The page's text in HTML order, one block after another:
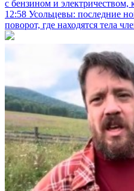
с бензином и электричеством,
12:58 Усольцевы: последние
поворот, где находятся тела